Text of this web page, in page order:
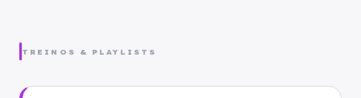
TREINOS & PLAYLISTS